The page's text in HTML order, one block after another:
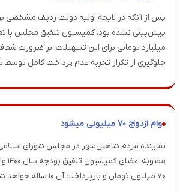
پس از آنکه در لایحه اولیه دولت ردیف مشخصی
میلیارد تومانی برای این تسهیلات، بر ضرورت
جلوگیری از تکرار تجربه عدم پرداخت کامل توسط
وام ازدواج ۷۰ میلیونی می‎شود
نماینده مردم شاهین‌شهر در مجلس شورای
۷۰ میلیون تومان و بازپرداخت آن ۱۰ ساله خواهد شد.